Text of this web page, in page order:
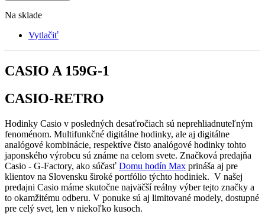
Na sklade
Vytlačiť
CASIO A 159G-1
CASIO-RETRO
Hodinky Casio v posledných desaťročiach sú neprehliadnuteľným
fenoménom. Multifunkčné digitálne hodinky, ale aj digitálne
analógové kombinácie, respektíve čisto analógové hodinky tohto
japonského výrobcu sú známe na celom svete. Značková predajňa
Casio - G-Factory, ako súčasť Domu hodín Max prináša aj pre
klientov na Slovensku široké portfólio týchto hodiniek. V našej
predajni Casio máme skutočne najväčší reálny výber tejto značky a
to okamžitému odberu. V ponuke sú aj limitované modely, dostupné
pre celý svet, len v niekoľko kusoch.